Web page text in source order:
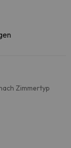
Zimmertyp